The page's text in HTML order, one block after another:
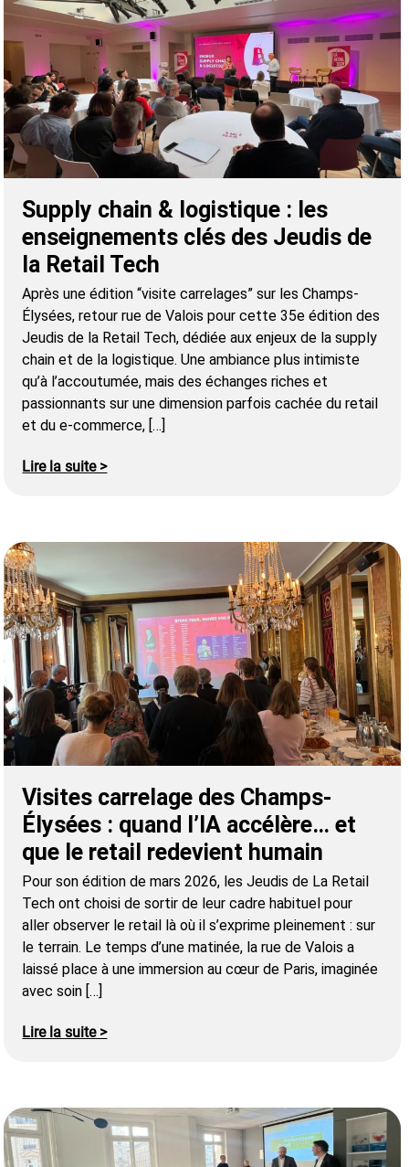
Supply chain & logistique : les
enseignements clés des Jeudis de
la Retail Tech
Après une édition “visite carrelages” sur les Champs-
Élysées, retour rue de Valois pour cette 35e édition des
Jeudis de la Retail Tech, dédiée aux enjeux de la supply
chain et de la logistique. Une ambiance plus intimiste
qu’à l’accoutumée, mais des échanges riches et
passionnants sur une dimension parfois cachée du retail
et du e-commerce, […]
Lire la suite >
Visites carrelage des Champs-
Élysées : quand l’IA accélère… et
que le retail redevient humain
Pour son édition de mars 2026, les Jeudis de La Retail
Tech ont choisi de sortir de leur cadre habituel pour
aller observer le retail là où il s’exprime pleinement : sur
le terrain. Le temps d’une matinée, la rue de Valois a
laissé place à une immersion au cœur de Paris, imaginée
avec soin […]
Lire la suite >